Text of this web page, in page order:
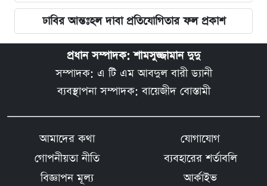
ঢাবির আন্তঃহল দাবা প্রতিযোগিতার ফল প্রকাশ
প্রধান সম্পাদক: শামসুজ্জামান দুদু
সম্পাদক: এ টি এম আবদুল বারী ড্যানী
ব্যবস্থাপনা সম্পাদক: বায়েজীদ বোস্তামী
আমাদের কথা
যোগাযোগ
গোপনীয়তা নীতি
ব্যবহারের শর্তাবলি
বিজ্ঞাপন মূল্য
আর্কাইভ